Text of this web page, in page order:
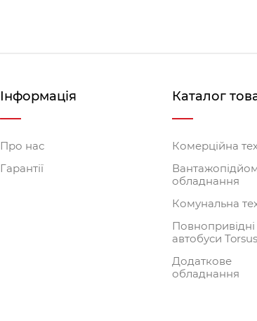
Інформація
Про нас
Гарантії
Каталог
Комерційна
обладнання
Комунальна
Повнопривідні
автобуси Torsus
Додаткове
обладнання